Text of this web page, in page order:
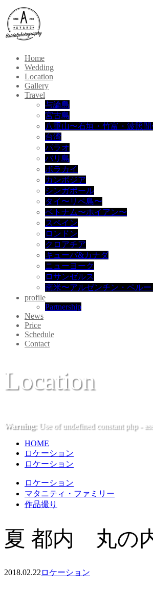
Home
Wedding
Location
Gallery
Travel
与論島
宮古島
八重山〜石垣・竹富・波照間
台湾
パラオ
バリ島
ボラカイ
カンボジア
シンガポール
タイ〜リペ島〜
ベトナム〜ホイアン〜
スペイン
ロンドン
クロアチア
キューバ&カナダ
ニューヨーク
ロサンゼルス
南米〜アルゼンチン・ペル
profile
Partnership
News
Price
Schedule
Contact
Location
Warning: Use of undefined constant php -
HOME
ロケーション
ロケーション
ロケーション
マタニティ・ファミリー
作品撮り
夏 都内 丸の
2018.02.22 ロケーション